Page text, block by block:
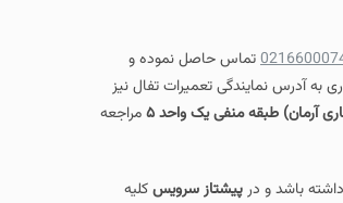
تماس حاصل نموده و
آدرس نمایندگی تعمیرات تفال نیز
مراجعه
باشد و درپیشتاز سرویسکلیه